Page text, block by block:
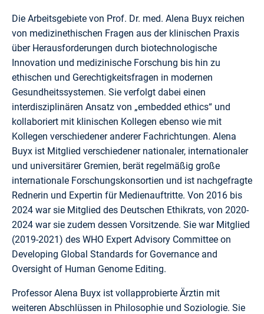
Die Arbeitsgebiete von Prof. Dr. med. Alena Buyx reichen
von medizinethischen Fragen aus der klinischen Praxis
über Herausforderungen durch biotechnologische
Innovation und medizinische Forschung bis hin zu
ethischen und Gerechtigkeitsfragen in modernen
Gesundheitssystemen. Sie verfolgt dabei einen
interdisziplinären Ansatz von „embedded ethics“ und
kollaboriert mit klinischen Kollegen ebenso wie mit
Kollegen verschiedener anderer Fachrichtungen. Alena
Buyx ist Mitglied verschiedener nationaler, internationaler
und universitärer Gremien, berät regelmäßig große
internationale Forschungskonsortien und ist nachgefragte
Rednerin und Expertin für Medienauftritte. Von 2016 bis
2024 war sie Mitglied des Deutschen Ethikrats, von 2020-
2024 war sie zudem dessen Vorsitzende. Sie war Mitglied
(2019-2021) des WHO Expert Advisory Committee on
Developing Global Standards for Governance and
Oversight of Human Genome Editing.
Professor Alena Buyx ist vollapprobierte Ärztin mit
weiteren Abschlüssen in Philosophie und Soziologie. Sie